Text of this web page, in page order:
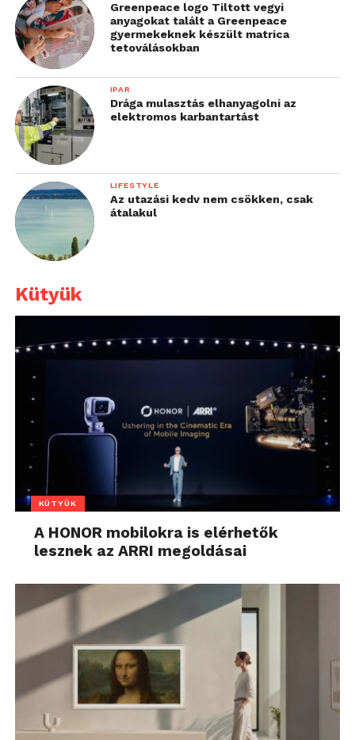
Greenpeace logo Tiltott vegyi
anyagokat talált a Greenpeace
gyermekeknek készült matrica
tetoválásokban
IPAR
Drága mulasztás elhanyagolni az
elektromos karbantartást
LIFESTYLE
Az utazási kedv nem csökken, csak
átalakul
Kütyük
KÜTYÜK
A HONOR mobilokra is elérhetők
lesznek az ARRI megoldásai